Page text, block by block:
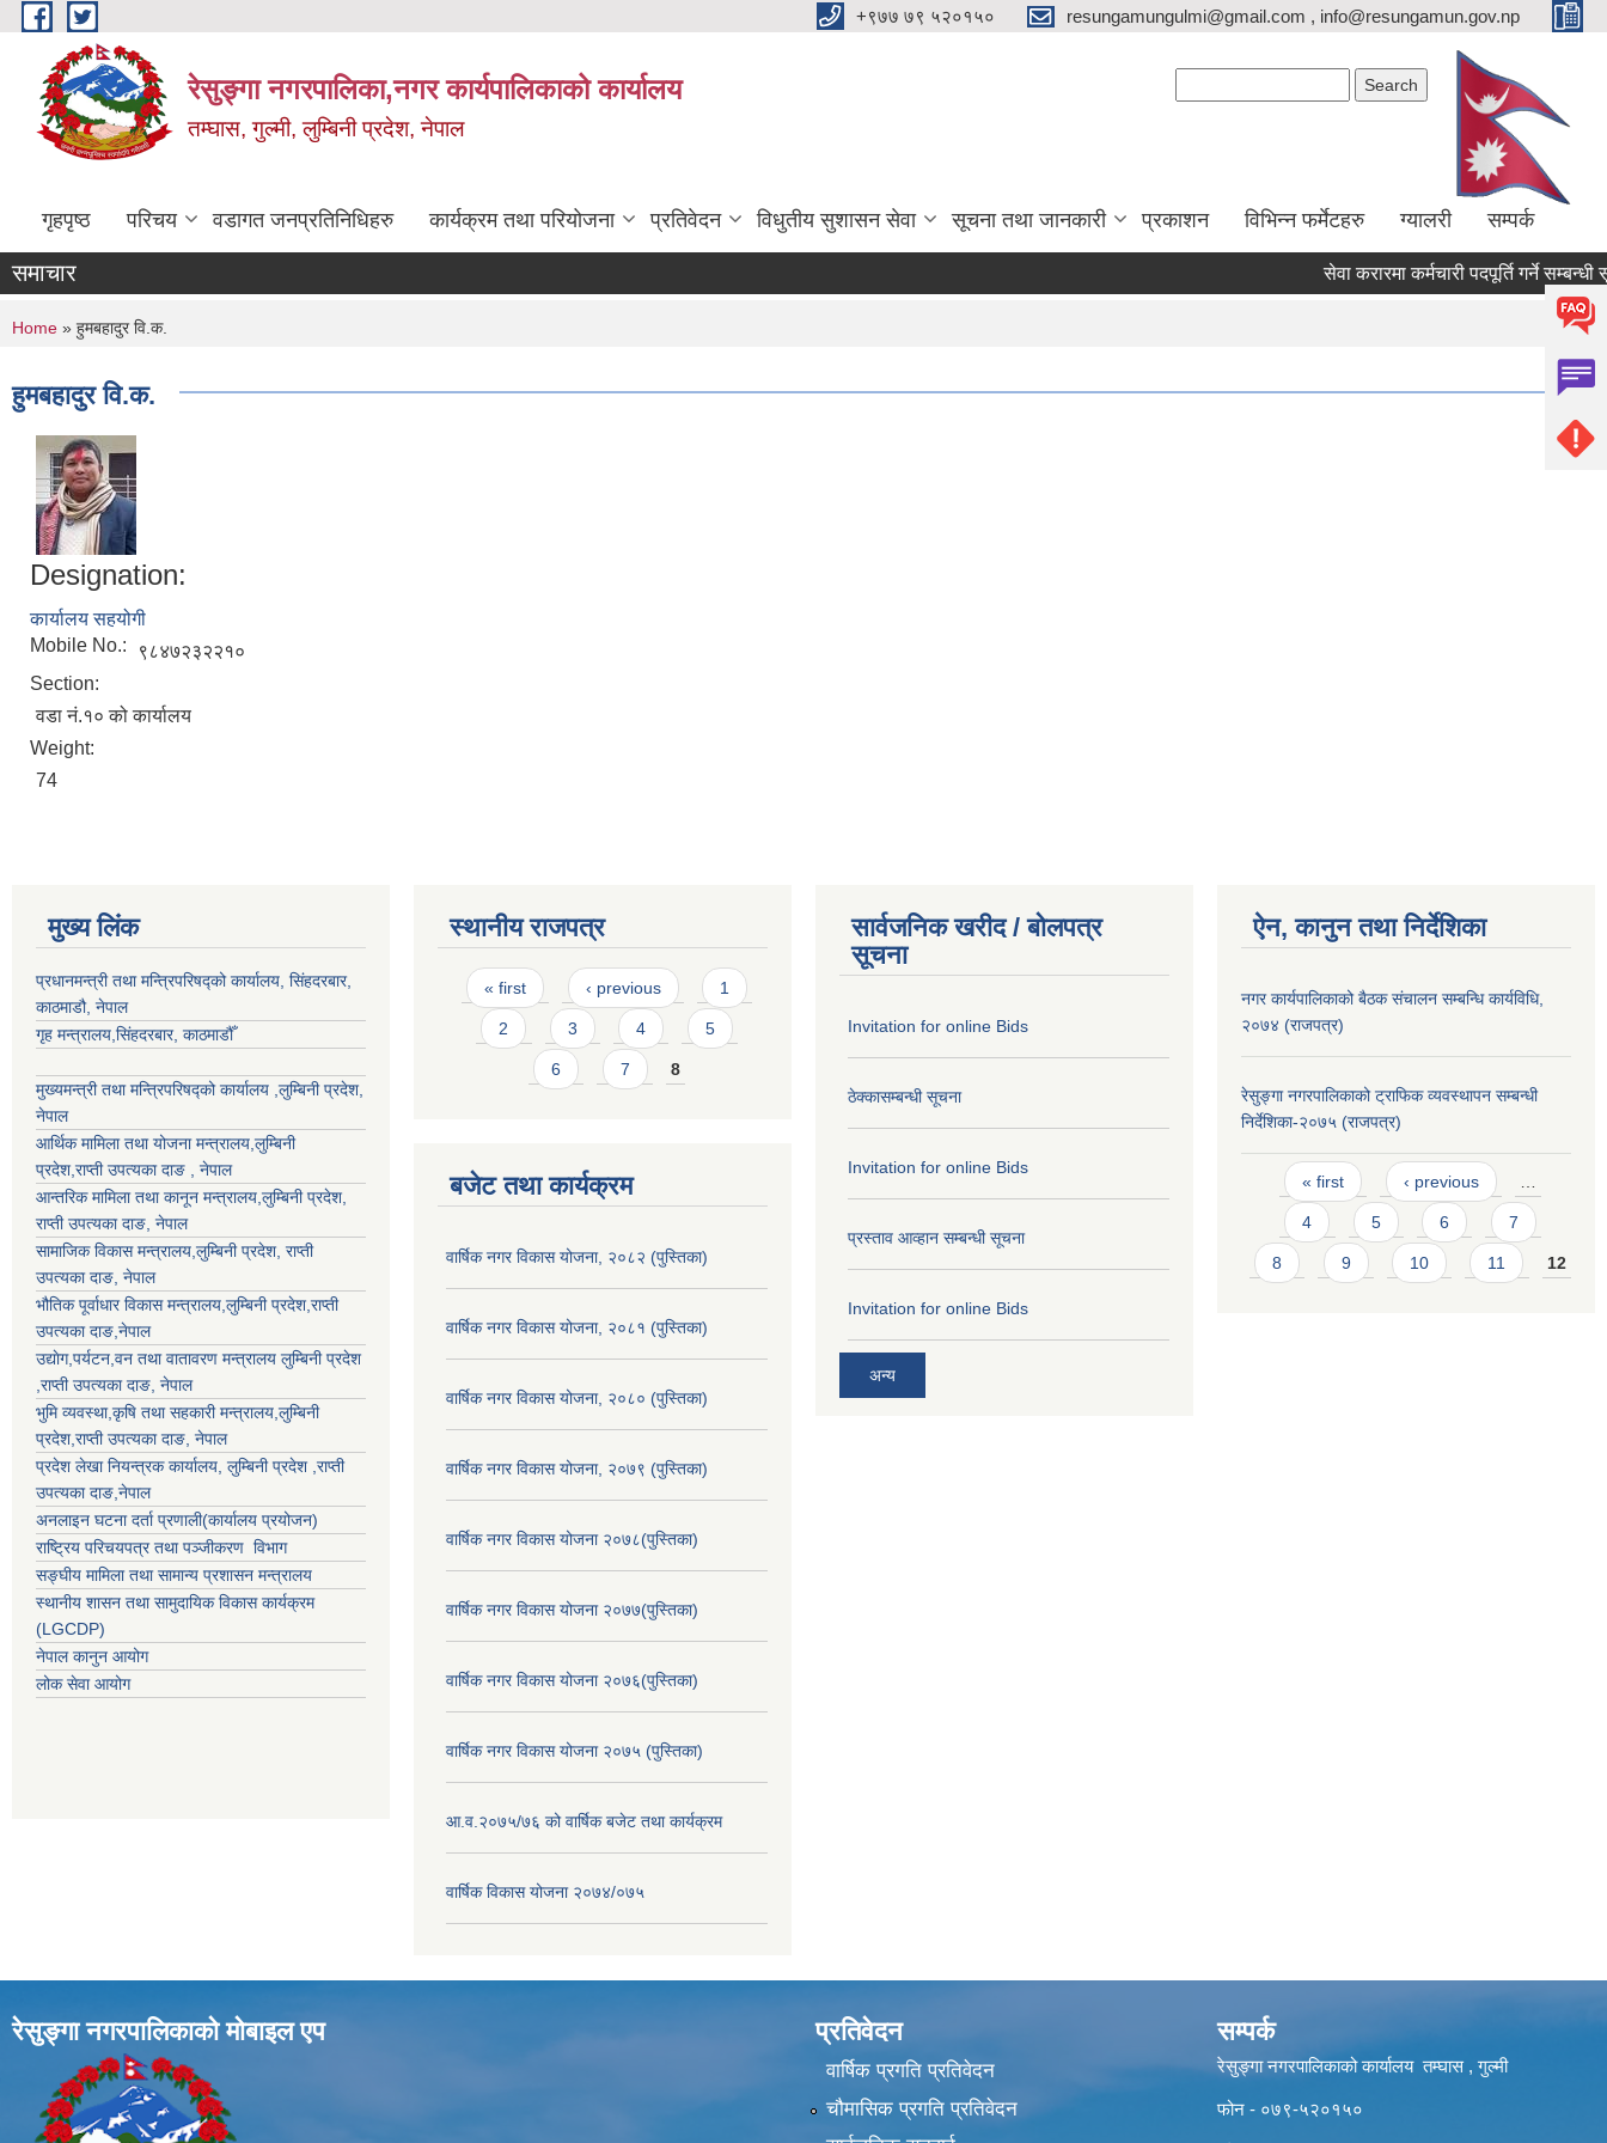
Skip to main content +९७७ ७९ ५२०१५० resungamungulmi@gmail.com , info@resungamun.gov.np
रेसुङ्गा नगरपालिका,नगर कार्यपालिकाको कार्यालय
तम्घास, गुल्मी, लुम्बिनी प्रदेश, नेपाल
गृहपृष्ठ परिचय वडागत जनप्रतिनिधिहरु कार्यक्रम तथा परियोजना प्रतिवेदन विधुतीय सुशासन सेवा सूचना तथा जानकारी प्रकाशन विभिन्न फर्मेटहरु ग्यालरी सम्पर्क
समाचार सेवा करारमा कर्मचारी पदपूर्ति गर्ने सम्बन्धी
You are here
Home » हुमबहादुर वि.क.
हुमबहादुर वि.क.
Designation:
कार्यालय सहयोगी
Mobile No.:
९८४७२३२२१०
Section:
वडा नं.१० को कार्यालय
Weight:
74
मुख्य लिंक
प्रधानमन्त्री तथा मन्त्रिपरिषद्को कार्यालय, सिंहदरबार,
काठमाडौ, नेपाल
गृह मन्त्रालय,सिंहदरबार, काठमाडौँ
मुख्यमन्त्री तथा मन्त्रिपरिषद्को कार्यालय ,लुम्बिनी प्रदेश,
नेपाल
आर्थिक मामिला तथा योजना मन्त्रालय, लुम्बिनी
प्रदेश ,राप्ती उपत्यका दाङ , नेपाल
आन्तरिक मामिला तथा कानून मन्त्रालय, लुम्बिनी प्रदेश
राप्ती उपत्यका दाङ , नेपाल
सामाजिक विकास मन्त्रालय, लुम्बिनी प्रदेश राप्ती
उपत्यका दाङ , नेपाल
भौतिक पूर्वाधार विकास मन्त्रालय, लुम्बिनी प्रदेश राप्ती
उपत्यका दाङ ,नेपाल
उद्याेग,पर्यटन,वन तथा वातावरण मन्त्रालय लुम्बिनी प्रदेश
राप्ती उपत्यका दाङ , नेपाल
भुमि व्यवस्था,कृषि तथा सहकारी मन्त्रालय, लुम्बिनी
प्रदेश राप्ती उपत्यका दाङ , नेपाल
प्रदेश लेखा नियन्त्रक कार्यालय, लुम्बिनी प्रदेश राप्ती
उपत्यका दाङ ,नेपाल
अनलाइन घटना दर्ता प्रणाली(कार्यालय प्रयोजन)
राष्ट्रिय परिचयपत्र तथा पञ्जीकरण विभाग
सङ्घीय मामिला तथा सामान्य प्रशासन मन्त्रालय
स्थानीय शासन तथा सामुदायिक विकास कार्यक्रम
(LGCDP)
नेपाल कानुन आयोग
लोक सेवा आयोग
स्थानीय राजपत्र
Pages
« first ‹ previous 1
2 3 4 5
6 7 8
बजेट तथा कार्यक्रम
वार्षिक नगर विकास योजना, २०८२ (पुस्तिका)
वार्षिक नगर विकास योजना, २०८१ (पुस्तिका)
वार्षिक नगर विकास योजना, २०८० (पुस्तिका)
वार्षिक नगर विकास योजना, २०७९ (पुस्तिका)
वार्षिक नगर विकास योजना २०७८(पुस्तिका)
वार्षिक नगर विकास योजना २०७७(पुस्तिका)
वार्षिक नगर विकास योजना २०७६(पुस्तिका)
वार्षिक नगर विकास योजना २०७५ (पुस्तिका)
आ.व.२०७५/७६ को वार्षिक बजेट तथा कार्यक्रम
वार्षिक विकास योजना २०७४/०७५
सार्वजनिक खरीद / बोलपत्र
सूचना
Invitation for online Bids
ठेक्कासम्बन्धी सूचना
Invitation for online Bids
प्रस्ताव आव्हान सम्बन्धी सूचना
Invitation for online Bids
अन्य
ऐन, कानुन तथा निर्देशिका
नगर कार्यपालिकाको बैठक संचालन सम्बन्धि कार्यविधि,
२०७४ (राजपत्र)
रेसुङ्गा नगरपालिकाको ट्राफिक व्यवस्थापन सम्बन्धी
निर्देशिका-२०७५ (राजपत्र)
Pages
« first ‹ previous
4 5 6 7
8 9 10 11 12
रेसुङ्गा नगरपालिकाकाे माेबाइल एप प्रतिवेदन
वार्षिक प्रगति प्रतिवेदन
चौमासिक प्रगति प्रतिवेदन
सम्पर्क
रेसुङ्गा नगरपालिकाको कार्यालय तम्घास , गुल्मी
फोन - ०७९-५२०१५०